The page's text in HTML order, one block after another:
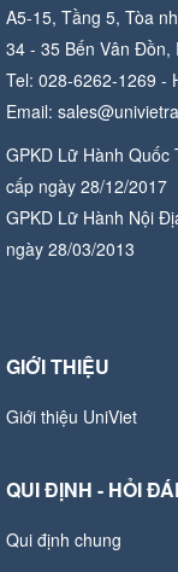
A5-15, Tầng 5, Tòa
34 - 35 Bến Vân Đồn,
Tel: 028-6262-1269 -
Email:
GPKD Lữ Hành Quốc
cấp ngày 28/12/2017
GPKD Lữ Hành Nội
ngày 28/03/2013
GIỚI THIỆU
Giới thiệu UniViet
QUI ĐỊNH - HỎI
Qui định chung